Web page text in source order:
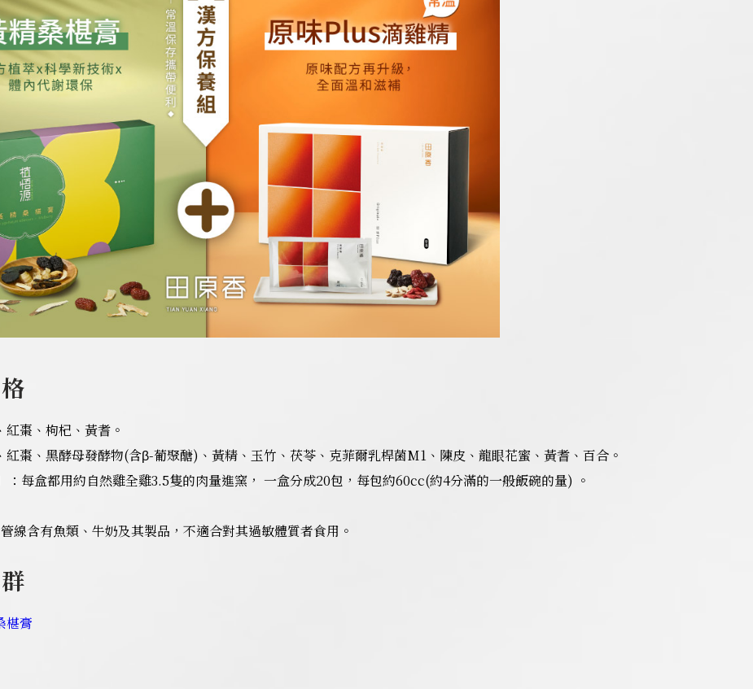
棗、枸杞、黃耆。
棗、黑酵母發酵物(含β-葡聚醣)、黃精、玉竹、茯苓、克菲爾乳桿菌M1、陳皮、龍眼花蜜、黃耆、百合。
每盒都用約自然雞全雞3.5隻的肉量進窯， 一盒分成20包，每包約60cc(約4分滿的一般飯碗的量) 。
線含有魚類、牛奶及其製品，不適合對其過敏體質者食用。
椹膏